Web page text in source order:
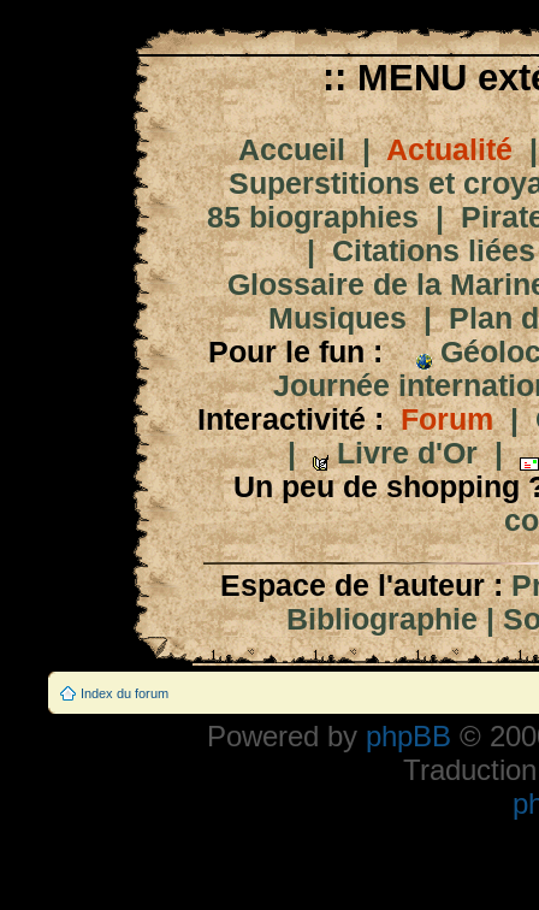
:: MENU
Accueil|Actualité
Superstitions et
85 biographies|
|Citations
Glossaire de la
Musiques|Plan
Pour le fun :
Journée
Interactivité : Forum|
|
Livre d'Or|
Un peu de shopping
Espace de l'auteur :
Bibliographie|
Index du forum
Powered by phpBB ©